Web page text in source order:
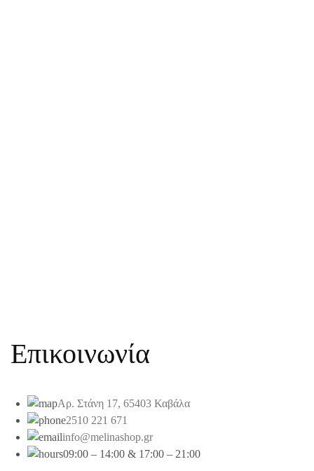
Επικοινωνία
Αρ. Στάνη 17, 65403 Καβάλα
2510 221 671
info@melinashop.gr
09:00 – 14:00 & 17:00 – 21:00